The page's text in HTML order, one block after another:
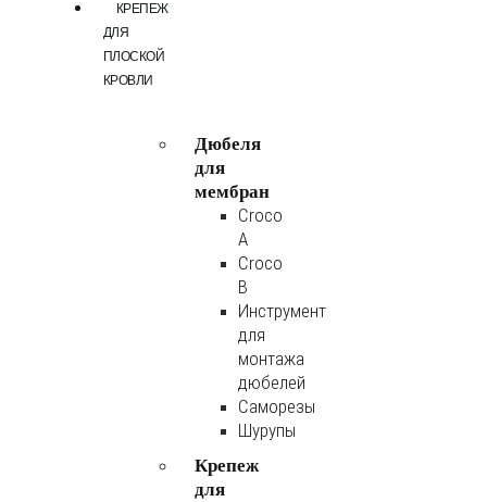
КРЕПЕЖ
ДЛЯ
ПЛОСКОЙ
КРОВЛИ
Дюбеля
для
мембран
Croco
A
Croco
B
Инструмент
для
монтажа
дюбелей
Саморезы
Шурупы
Крепеж
для